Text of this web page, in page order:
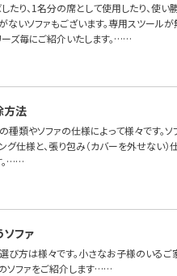
り、1名分の席として使用したり、使
ないソファもございます。専用スツール
ーズ毎にご紹介いたします。……
方法
種類やソファの仕様によって様々です。
グ仕様と、張り包み（カバーを外せな
。……
ファ
び方は様々です。小さなお子様のいる
ソファをご紹介します……